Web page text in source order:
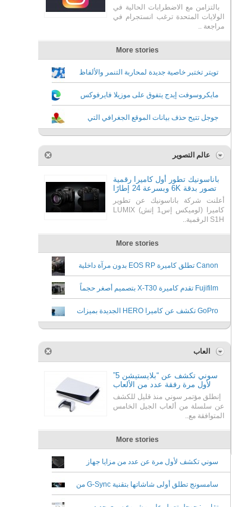
بالتزامن مع الاضطرابات الحالية في
الولايات المتحدة ترغب انستجرام في
مراجعة ..
More stories
تويتر تختبر خاصية جديدة لمحاربة التنمر والألفاظ
المسيئة في الردود
مايكروسوفت إيدج يتفوق على موزيلا فايرفوكس
كثاني أكثر متصفح استخداماً
جوجل تتيح حذف بيانات الموقع الجغرافي التي
تعرفها عنك تلقائياً
عالم التصوير
باناسونيك تطور أول كاميرا رقمية
تصور بدقة 6K وبسرعة 24 إطارًا
أعلنت شركة باناسونيك عن تطوير
كاميرا (لوميكس إس1 إتش) ‏‎LUMIX
S1H‎‏ الرقمية..
More stories
Canon تطلق كاميرة EOS RP بدون مرآة داخلية
وسعر 1299 دولار
Fujifilm تقدم كاميرة X-T30 بتصميم أصغر حجماً
وسعر يبدأ من 899 دولار
GoPro تكشف عن كاميرا HERO الجديدة بميزات
متعددة وسعر 199 دولار
العاب
سوني تكشف عن “بلايستيشن 5”
لأول مرة رفقة عدد من الألعاب
إنطلق مؤتمر سوني منذ قليل للكشف
عن سلسلة من ألعاب الجيل الخامس
المتوافقة مع..
More stories
سوني تكشف لأول مرة عن عدد من مزايا جهاز
ألعابها القادم PS5
سامسونج تطلق أولى شاشاتها بتقنية G-Sync من
نفيديا